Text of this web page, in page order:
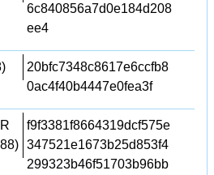
6c840856a7d0e184d208
ee4
20bfc7348c8617e6ccfb8
0ac4f40b4447e0fea3f
f9f3381f8664319dcf575e
347521e1673b25d853f4
299323b46f51703b96bb